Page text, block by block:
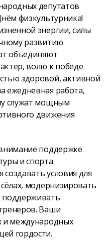
депутатов
физкультурника!
энергии, силы
развитию
объединяют
волю к победе
здоровой, активной
ежедневная работа,
служат мощным
движения
поддержке
и спорта
условия для
модернизировать
поддерживать
Ваши
и международных
гордости.